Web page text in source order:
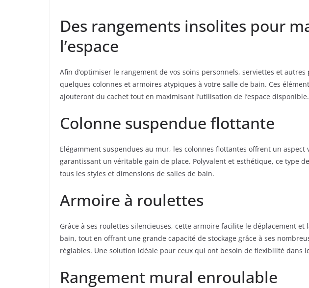
Des rangements insolites pour
l’espace
Afin d’optimiser le rangement de vos soins personnels, serviettes et
quelques colonnes et armoires atypiques à votre salle de bain. Ces
ajouteront du cachet tout en maximisant l’utilisation de l’espace disponible.
Colonne suspendue flottante
Elégamment suspendues au mur, les colonnes flottantes offrent un
garantissant un véritable gain de place. Polyvalent et esthétique, ce type
tous les styles et dimensions de salles de bain.
Armoire à roulettes
Grâce à ses roulettes silencieuses, cette armoire facilite le déplacement
bain, tout en offrant une grande capacité de stockage grâce à ses
réglables. Une solution idéale pour ceux qui ont besoin de flexibilité dans
Rangement mural enroulable